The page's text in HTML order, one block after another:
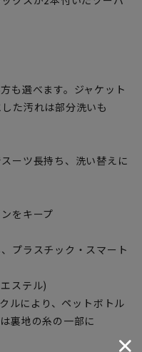
も選べます。ジャケット
た汚れは部分洗いも
ーツ長持ち、洗い替えに
をキープ
プラスチック・スマート
ステル)
ルにより、ペットボトル
裏地の糸の一部に